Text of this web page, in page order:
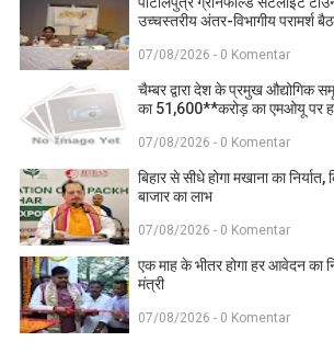
उच्चस्तरीय अंतर-विभागीय परामर्श
07/08/2026 - 0 Komentar
चैम्बर द्वारा देश के प्रमुख औद्योगिक
का 51,600**करोड़ का एमओयू पर
07/08/2026 - 0 Komentar
बिहार से सीधे होगा मखाना का
बाजार का लाभ
07/08/2026 - 0 Komentar
एक माह के भीतर होगा हर आवेदन का
मंत्री
07/08/2026 - 0 Komentar